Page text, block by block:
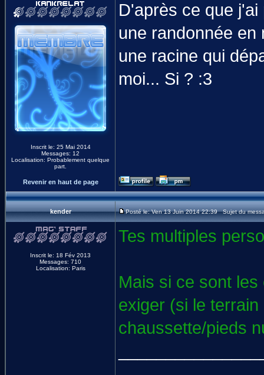
Inscrit le: 25 Mai 2014
Messages: 12
Localisation: Probablement quelque
part.
D'après ce que
une randonnée en
une racine qui
moi... Si ? :3
Revenir en haut de page
kender Posté le: Ven 13 Juin 2014 22:39 Sujet du
Inscrit le: 18 Fév 2013
Messages: 710
Localisation: Paris
Tes multiples
Mais si ce sont
exiger (si le
chaussette/pieds